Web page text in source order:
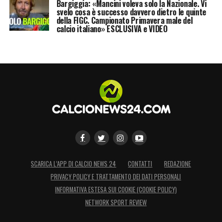
probabilità di pescare la Roma è ilPortocon
il13,49%.
Bargiggia: «Mancini voleva solo la Nazionale. Vi
svelo cosa è successo davvero dietro le quinte
della FIGC. Campionato Primavera male del
calcio italiano» ESCLUSIVA e VIDEO
SCARICA L’APP DI CALCIO NEWS 24 CONTATTI
REDAZIONE
PRIVACY POLICY E TRATTAMENTO DEI DATI PERSONALI
INFORMATIVA ESTESA SUI COOKIE (COOKIE POLICY)
NETWORK SPORT REVIEW